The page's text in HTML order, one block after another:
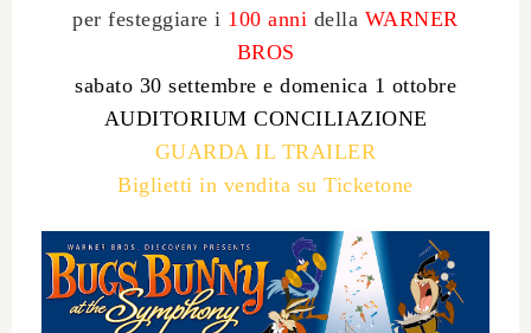
per festeggiare i 100 anni della WARNER
BROS
sabato 30 settembre e domenica 1 ottobre
AUDITORIUM CONCILIAZIONE
GUARDA IL TRAILER
Biglietti in vendita su Ticketone